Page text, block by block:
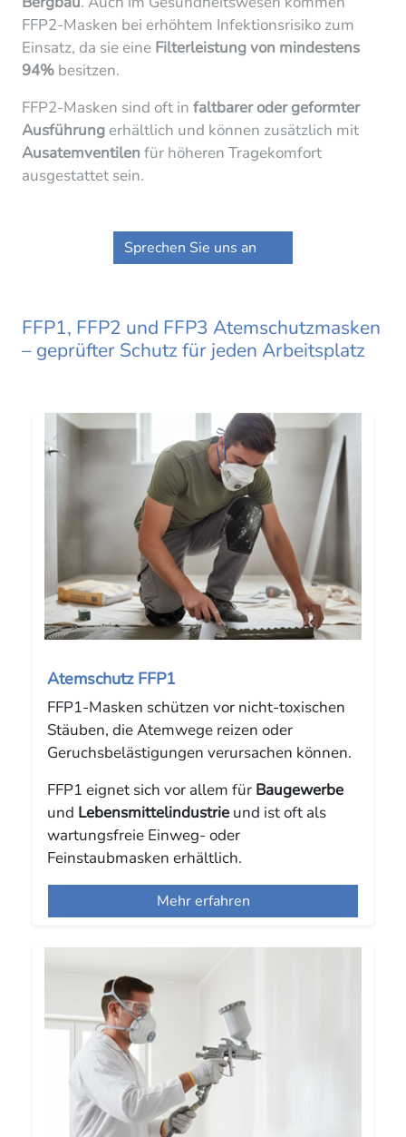
FFP2-Masken bei erhöhtem Infektionsrisiko zum
Einsatz, da sie eine Filterleistung von mindestens
94% besitzen.
FFP2-Masken sind oft in faltbarer oder geformter
Ausführung erhältlich und können zusätzlich mit
Ausatemventilen für höheren Tragekomfort
ausgestattet sein.
Sprechen Sie uns an
FFP1, FFP2 und FFP3 Atemschutzmasken
– geprüfter Schutz für jeden Arbeitsplatz
Atemschutz FFP1
FFP1-Masken schützen vor nicht-toxischen
Stäuben, die Atemwege reizen oder
Geruchsbelästigungen verursachen können.
FFP1 eignet sich vor allem für Baugewerbe
und Lebensmittelindustrie und ist oft als
wartungsfreie Einweg- oder
Feinstaubmasken erhältlich.
Mehr erfahren